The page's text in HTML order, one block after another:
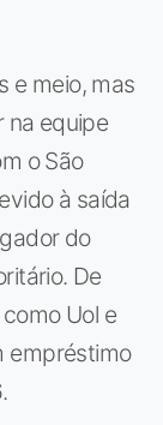
e meio, mas
na equipe
o São
à saída
do
De
Uol e
empréstimo